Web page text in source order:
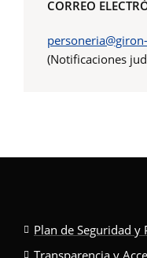
CORREO
(Notificaciones
Plan de Seguridad
Transparencia y